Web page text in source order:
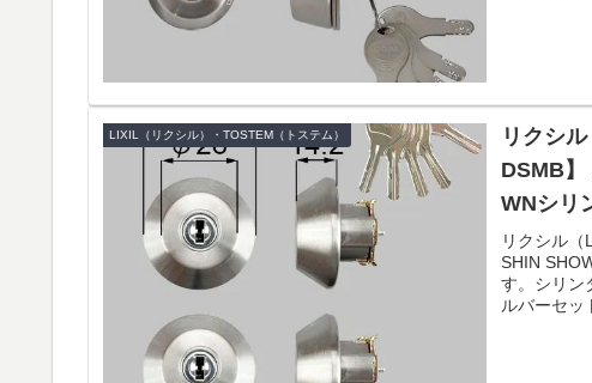
LIXIL（リクシル）・TOSTEM（トステム）
リクシ
DSMB】
WNシリ
リクシル
SHIN
す。シリン
ルバーセッ